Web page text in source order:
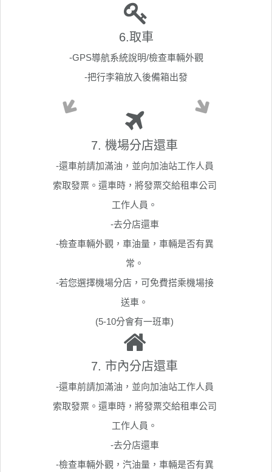
6.取車
-GPS導航系統說明/檢查車輛外觀
-把行李箱放入後備箱出發
7. 機場分店還車
-還車前請加滿油，並向加油站工作人員
索取發票。還車時，將發票交給租車公司
工作人員。
-去分店還車
-檢查車輛外觀，車油量，車輛是否有異
常。
-若您選擇機場分店，可免費搭乘機場接
送車。
(5-10分會有一班車)
7. 市內分店還車
-還車前請加滿油，並向加油站工作人員
索取發票。還車時，將發票交給租車公司
工作人員。
-去分店還車
-檢查車輛外觀，汽油量，車輛是否有異